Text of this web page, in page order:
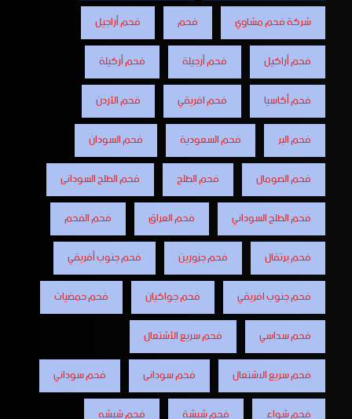
شركة فحم مشاوي
فحم
فحم أراجيل
فحم أراكيل
فحم أرجيلة
فحم أركيلة
فحم أكاسيا
فحم افريقي
فحم الأردن
فحم البر
فحم السعودية
فحم السودان
فحم الصومال
فحم الطلح
فحم الطلح السودانى
فحم الطلح السوداني
فحم العراق
فحم الفحم
فحم برتقال
فحم جزورين
فحم جنوب أفريقي
فحم جنوب افريقي
فحم جواكيان
فحم حمضيات
فحم سداسي
فحم سريع الأشتعال
فحم سريع الاشتعال
فحم سودانى
فحم سوداني